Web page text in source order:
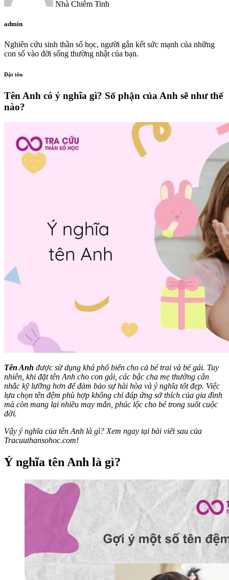
Nhà Chiêm Tinh
admin
Nghiên cứu sinh thần số học, người gắn kết sức mạnh của những
con số vào đời sống thường nhật của bạn.
Đặt tên
Tên Anh có ý nghĩa gì? Số phận của Anh sẽ như thế
nào?
Tên Anh được sử dụng khá phổ biến cho cả bé trai và bé gái. Tuy
nhiên, khi đặt tên Anh cho con gái, các bậc cha mẹ thường cân
nhắc kỹ lưỡng hơn để đảm bảo sự hài hòa và ý nghĩa tốt đẹp. Việc
lựa chọn tên đệm phù hợp không chỉ đáp ứng sở thích của gia đình
mà còn mang lại nhiều may mắn, phúc lộc cho bé trong suốt cuộc
đời.
Vậy ý nghĩa của tên Anh là gì? Xem ngay tại bài viết sau của
Tracuuthansohoc.com!
Ý nghĩa tên Anh là gì?